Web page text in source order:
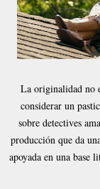
La originalidad no
considerar un
sobre detectives
producción que da
apoyada en una base